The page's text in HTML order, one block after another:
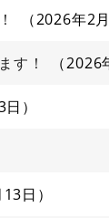
2026年2
す！ 2026
日
日